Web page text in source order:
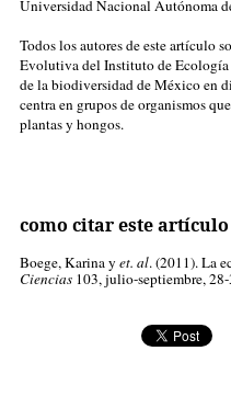
Universidad Nacional Autónoma
Todos los autores de este artículo
Evolutiva del Instituto de Ecología
de la biodiversidad de México en
centra en grupos de organismos
plantas y hongos.
como citar este artículo
Boege, Karinay et. al. (2011). La
Ciencias 103, julio-septiembre,